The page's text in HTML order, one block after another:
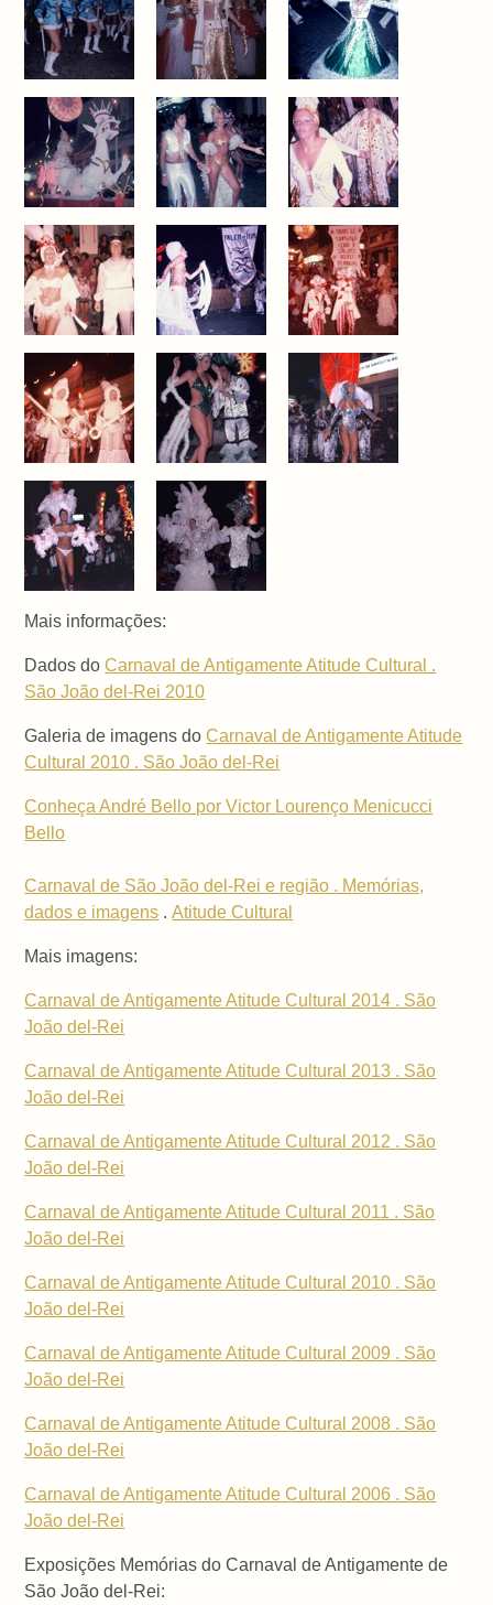
Mais informações:
Dados doCarnaval de Antigamente Atitude Cultural .
São João del-Rei 2010
Galeria de imagens doCarnaval de Antigamente Atitude
Cultural 2010 . São João del-Rei
Conheça André Bello por Victor Lourenço Menicucci
Bello
Carnaval de São João del-Rei e região . Memórias,
dados e imagens .Atitude Cultural
Mais imagens:
Carnaval de Antigamente Atitude Cultural 2014 . São
João del-Rei
Carnaval de Antigamente Atitude Cultural 2013 . São
João del-Rei
Carnaval de Antigamente Atitude Cultural 2012 . São
João del-Rei
Carnaval de Antigamente Atitude Cultural 2011 . São
João del-Rei
Carnaval de Antigamente Atitude Cultural 2010 . São
João del-Rei
Carnaval de Antigamente Atitude Cultural 2009 . São
João del-Rei
Carnaval de Antigamente Atitude Cultural 2008 . São
João del-Rei
Carnaval de Antigamente Atitude Cultural 2006 . São
João del-Rei
Exposições Memórias do Carnaval de Antigamente de
São João del-Rei: